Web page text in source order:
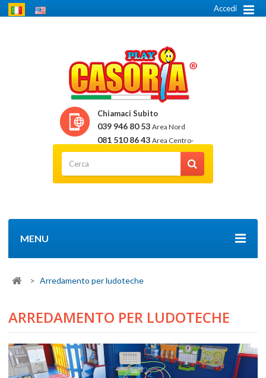
Accedi
Chiamaci Subito
039 946 80 53 Area Nord
081 510 86 43 Area Centro-
Sud
MENU
> Arredamento per ludoteche
ARREDAMENTO PER LUDOTECHE